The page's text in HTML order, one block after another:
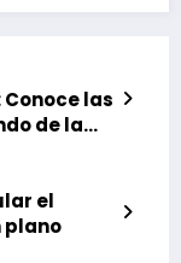
las
de la
el
plano